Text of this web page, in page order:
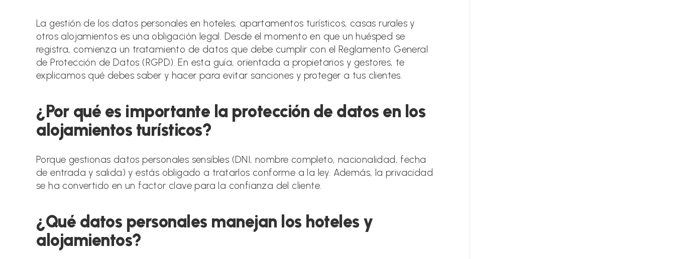
La gestión de los datos personales en hoteles, apartamentos turísticos, casas rurales y
otros alojamientos es una obligación legal. Desde el momento en que un huésped se
registra, comienza un tratamiento de datos que debe cumplir con el Reglamento General
de Protección de Datos (RGPD). En esta guía, orientada a propietarios y gestores, te
explicamos qué debes saber y hacer para evitar sanciones y proteger a tus clientes.
¿Por qué es importante la protección de datos en los
alojamientos turísticos?
Porque gestionas datos personales sensibles (DNI, nombre completo, nacionalidad, fecha
de entrada y salida) y estás obligado a tratarlos conforme a la ley. Además, la privacidad
se ha convertido en un factor clave para la confianza del cliente.
¿Qué datos personales manejan los hoteles y
alojamientos?